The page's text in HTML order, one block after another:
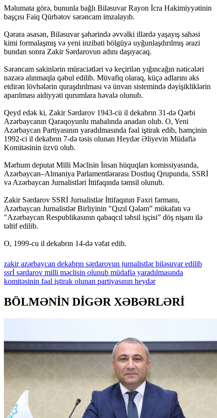
Məlumata görə, bununla bağlı Biləsuvar Rayon İcra Hakimiyyətinin
başçısı Faiq Qürbətov sərəncam imzalayıb.
Qərara əsasən, Biləsuvar şəhərində əvvəlki illərdə yaşayış sahəsi
kimi formalaşmış və yeni inzibati bölgüyə uyğunlaşdırılmış ərazi
bundan sonra Zakir Sərdarovun adını daşıyacaq.
Sərəncam sakinlərin müraciətləri və keçirilən yığıncağın nəticələri
nəzərə alınmaqla qəbul edilib. Müvafiq olaraq, küçə adlarını əks
etdirən lövhələrin quraşdırılması və ünvan sistemində dəyişikliklərin
aparılması aidiyyəti qurumlara həvalə olunub.
Qeyd edək ki, Zakir Sərdarov 1943-cü il dekabrın 31-də Qərbi
Azərbaycanın Qaraqoyunlu mahalında anadan olub. O, Yeni
Azərbaycan Partiyasının yaradılmasında fəal iştirak edib, həmçinin
1992-ci il dekabrın 7-də təsis olunan Heydər Əliyevin Müdafiə
Komitəsinin üzvü olub.
Mərhum deputat Milli Məclisin İnsan hüquqları komissiyasında,
Azərbaycan–Almaniya Parlamentlərarası Dostluq Qrupunda, SSRİ
və Azərbaycan Jurnalistləri İttifaqında təmsil olunub.
Zakir Sərdarov SSRİ Jurnalistlər İttifaqının Fəxri fərmanı,
Azərbaycan Jurnalistlər Birliyinin "Qızıl Qələm” mükafatı və
"Azərbaycan Respublikasının qabaqcıl təhsil işçisi” döş nişanı ilə
təltif edilib.
O, 1999-cu il dekabrın 14-də vəfat edib.
zakirazərbaycan dekabrın sərdarovun jurnalistlərbiləsuvaredilib
ssrİ sərdarov milli məclisin olunub müdafiə yaradılmasında
komitəsinin fəal iştirak olunan partiyasının heydər
BÖLMƏNİN DİGƏR XƏBƏRLƏRİ